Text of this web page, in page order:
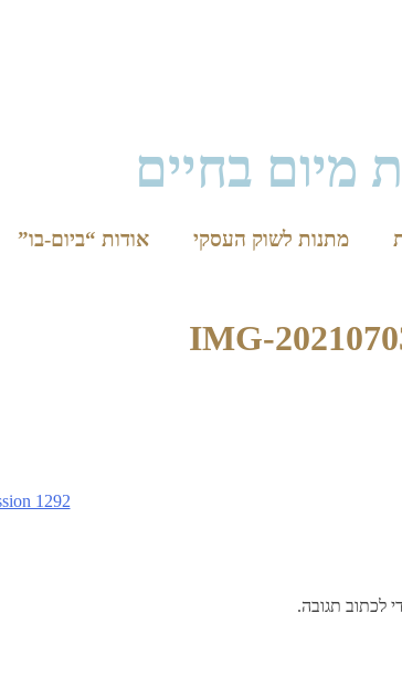
מיום בחיים
מתנות לשוק העסקי אודות “ביום-בו”
IMG-
1292
לכתוב תגובה.